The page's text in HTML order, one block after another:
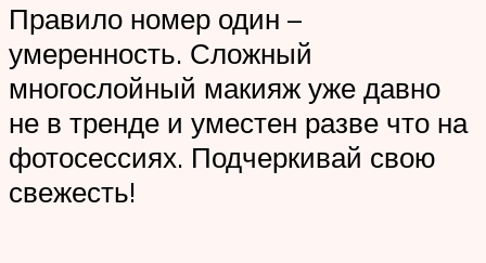
Правило номер один –
умеренность. Сложный
многослойный макияж уже давно
не в тренде и уместен разве что на
фотосессиях. Подчеркивай свою
свежесть!